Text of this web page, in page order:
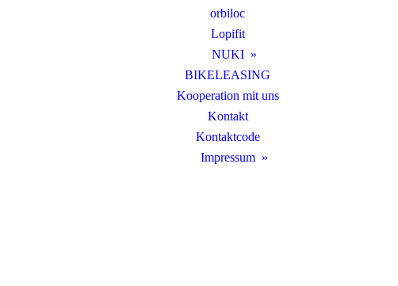
orbiloc
Lopifit
NUKI
BIKELEASING
Kooperation mit uns
Kontakt
Kontaktcode
Impressum